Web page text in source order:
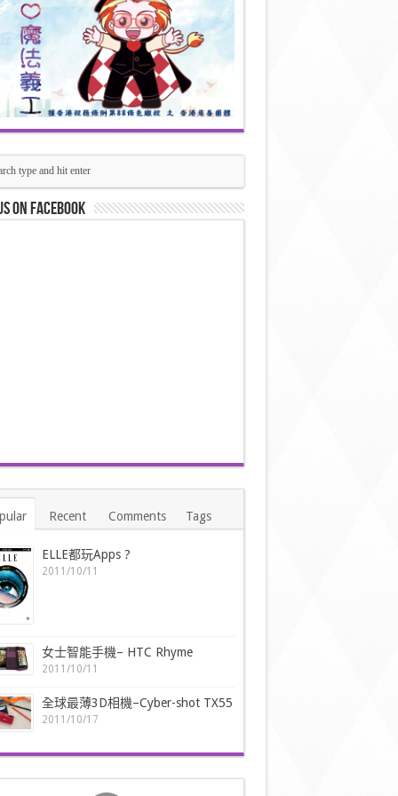
on Facebook
Recent Comments Tags
ELLE都玩Apps ?
2011/10/11
女士智能手機– HTC Rhyme
2011/10/11
全球最薄3D相機–Cyber-shot TX55
2011/10/17